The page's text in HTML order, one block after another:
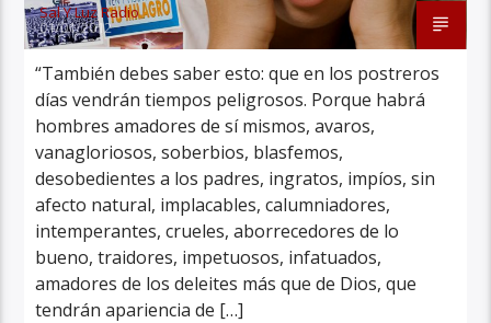
Sal Y Luz Radio
01/01/2012
“También debes saber esto: que en los postreros
días vendrán tiempos peligrosos. Porque habrá
hombres amadores de sí mismos, avaros,
vanagloriosos, soberbios, blasfemos,
desobedientes a los padres, ingratos, impíos, sin
afecto natural, implacables, calumniadores,
intemperantes, crueles, aborrecedores de lo
bueno, traidores, impetuosos, infatuados,
amadores de los deleites más que de Dios, que
tendrán apariencia de […]